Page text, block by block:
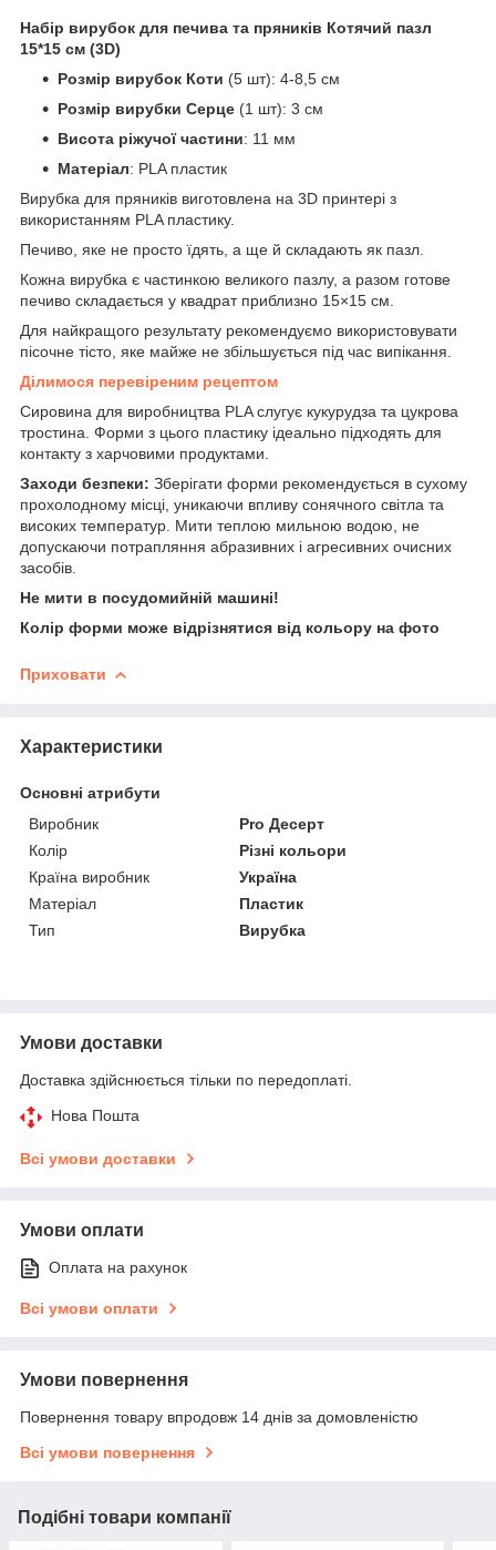
Набір вирубок для печива та пряників Котячий пазл
15*15 см (3D)
Розмір вирубок Коти (5 шт): 4-8,5 см
Розмір вирубки Серце (1 шт): 3 см
Висота ріжучої частини: 11 мм
Матеріал: PLA пластик
Вирубка для пряників виготовлена на 3D принтері з
використанням PLA пластику.
Печиво, яке не просто їдять, а ще й складають як пазл.
Кожна вирубка є частинкою великого пазлу, а разом готове
печиво складається у квадрат приблизно 15×15 см.
Для найкращого результату рекомендуємо використовувати
пісочне тісто, яке майже не збільшується під час випікання.
Ділимося перевіреним рецептом
Сировина для виробництва PLA слугує кукурудза та цукрова
тростина. Форми з цього пластику ідеально підходять для
контакту з харчовими продуктами.
Заходи безпеки: Зберігати форми рекомендується в сухому
прохолодному місці, уникаючи впливу сонячного світла та
високих температур. Мити теплою мильною водою, не
допускаючи потрапляння абразивних і агресивних очисних
засобів.
Не мити в посудомийній машині!
Колір форми може відрізнятися від кольору на фото
Приховати
Характеристики
Основні атрибути
Виробник
Pro Десерт
Колір
Різні кольори
Країна виробник
Україна
Матеріал
Пластик
Тип
Вирубка
Умови доставки
Доставка здійснюється тільки по передоплаті.
Нова Пошта
Всі умови доставки
Умови оплати
Оплата на рахунок
Всі умови оплати
Умови повернення
Повернення товару впродовж 14 днів за домовленістю
Всі умови повернення
Подібні товари компанії